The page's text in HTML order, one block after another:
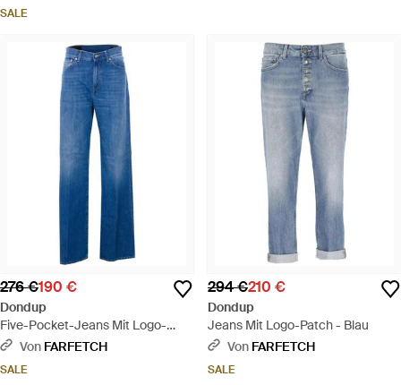
SALE
276 €190 €
Dondup
Five-Pocket-Jeans Mit Logo-
Patch - Blau
Von FARFETCH
SALE
294 €210 €
Dondup
Jeans Mit Logo-Patch - Blau
Von FARFETCH
SALE